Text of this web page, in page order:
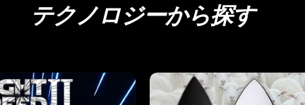
テクノロジーから探す